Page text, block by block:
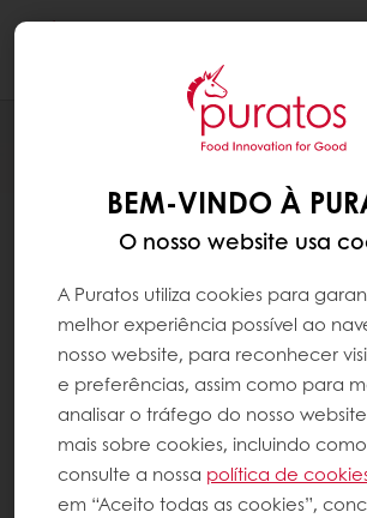
BEM-VINDO À
O nosso website usa
A Puratos utiliza cookies para
melhor experiência possível ao
nosso website, para reconhecer
e preferências, assim como para
analisar o tráfego do nosso
mais sobre cookies, incluindo
consulte a nossa política de
em “Aceito todas as cookies”,